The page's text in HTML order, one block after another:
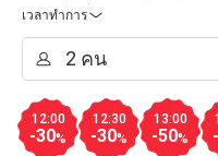
เวลาทำการ
12:00
-30%
12:30
-30%
13:00
-50%